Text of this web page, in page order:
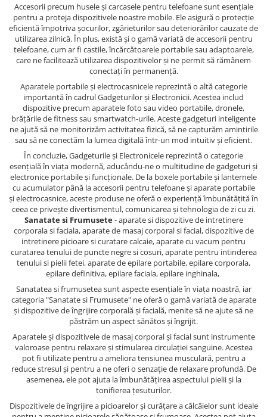
Accesorii precum husele și carcasele pentru telefoane sunt esențiale
pentru a proteja dispozitivele noastre mobile. Ele asigură o protecție
eficientă împotriva șocurilor, zgârieturilor sau deteriorărilor cauzate de
utilizarea zilnică. În plus, există și o gamă variată de accesorii pentru
telefoane, cum ar fi castile, încărcătoarele portabile sau adaptoarele,
care ne facilitează utilizarea dispozitivelor și ne permit să rămânem
conectați în permanență.
Aparatele portabile și electrocasnicele reprezintă o altă categorie
importantă în cadrul Gadgeturilor și Electronicii. Acestea includ
dispozitive precum aparatele foto sau video portabile, dronele,
brățările de fitness sau smartwatch-urile. Aceste gadgeturi inteligente
ne ajută să ne monitorizăm activitatea fizică, să ne capturăm amintirile
sau să ne conectăm la lumea digitală într-un mod intuitiv și eficient.
În concluzie, Gadgeturile și Electronicele reprezintă o categorie
esențială în viața modernă, aducându-ne o multitudine de gadgeturi și
electronice portabile și funcționale. De la boxele portabile și lanternele
cu acumulator până la accesorii pentru telefoane și aparate portabile
și electrocasnice, aceste produse ne oferă o experiență îmbunătățită în
ceea ce privește divertismentul, comunicarea și tehnologia de zi cu zi.
Sanatate si Frumusete- aparate si dispozitive de intretinere
corporala si faciala, aparate de masaj corporal si facial, dispozitive de
intretinere picioare si curatare calcaie, aparate cu vacum pentru
curatarea tenului de puncte negre si cosuri, aparate pentru intinderea
tenului si pielii fetei, aparate de epilare portabile, epilare corporala,
epilare definitiva, epilare faciala, epilare inghinala,
Sanatatea si frumusetea sunt aspecte esențiale în viața noastră, iar
categoria "Sanatate si Frumusete" ne oferă o gamă variată de aparate
și dispozitive de îngrijire corporală și facială, menite să ne ajute să ne
păstrăm un aspect sănătos și îngrijit.
Aparatele și dispozitivele de masaj corporal și facial sunt instrumente
valoroase pentru relaxare și stimularea circulației sanguine. Acestea
pot fi utilizate pentru a ameliora tensiunea musculară, pentru a
reduce stresul și pentru a ne oferi o senzație de relaxare profundă. De
asemenea, ele pot ajuta la îmbunătățirea aspectului pielii și la
tonifierea țesuturilor.
Dispozitivele de îngrijire a picioarelor și curățare a călcâielor sunt ideale